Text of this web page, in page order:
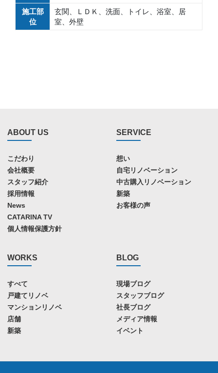
施工部
位
玄関、ＬＤＫ、洗面、トイレ、浴室、居
室、外壁
ABOUT US
こだわり
会社概要
スタッフ紹介
採用情報
News
CATARINA TV
個人情報保護方針
SERVICE
想い
自宅リノベーション
中古購入リノベーション
新築
お客様の声
WORKS
すべて
戸建てリノベ
マンションリノベ
店舗
新築
BLOG
現場ブログ
スタッフブログ
社長ブログ
メディア情報
イベント